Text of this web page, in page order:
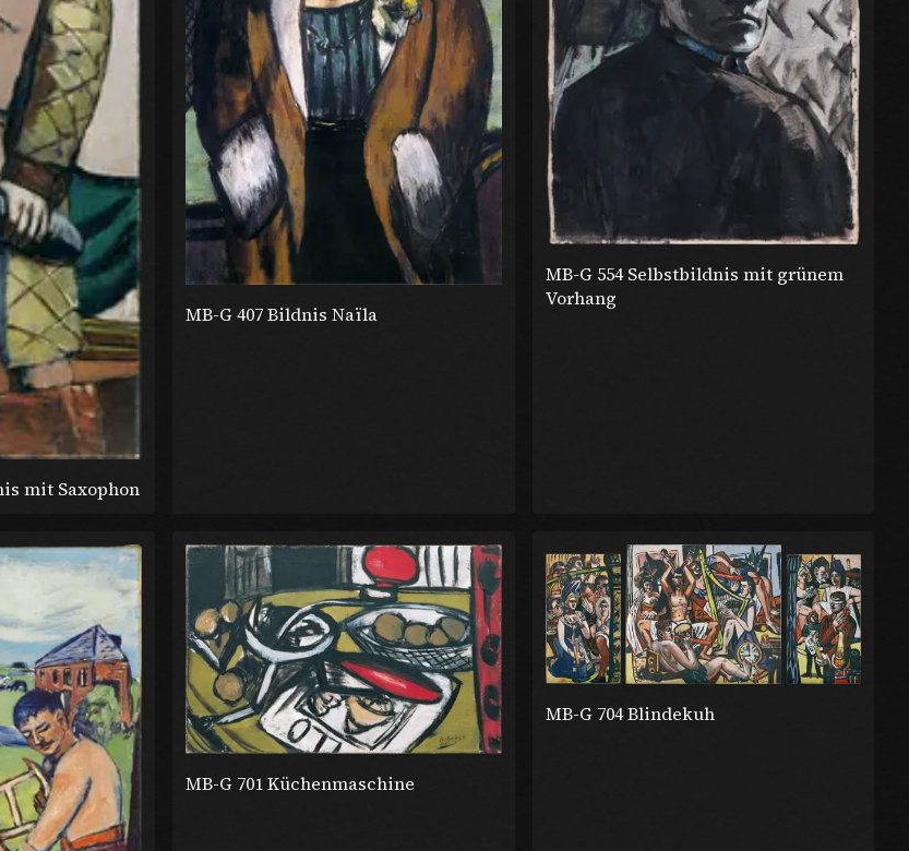
mit Saxophon
MB-G 407 Bildnis Naïla
MB-G 554 Selbstbildnis mit grünem
Vorhang
MB-G 701 Küchenmaschine
MB-G 704 Blindekuh